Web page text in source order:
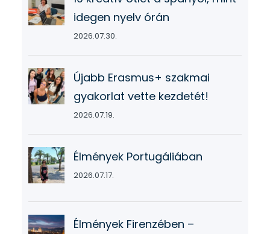
idegen nyelv órán
2026.07.30.
Újabb Erasmus+ szakmai
gyakorlat vette kezdetét!
2026.07.19.
Élmények Portugáliában
2026.07.17.
Élmények Firenzében –